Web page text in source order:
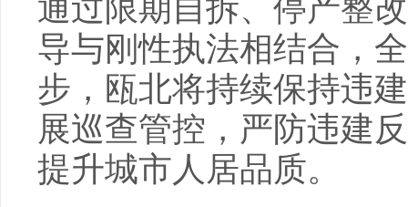
通过限期自拆、停产整
导与刚性执法相结合，
步，瓯北将持续保持违
展巡查管控，严防违建
提升城市人居品质。